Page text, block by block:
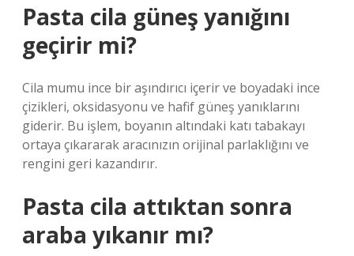
Pasta cila güneş yanığını
geçirir mi?
Cila mumu ince bir aşındırıcı içerir ve boyadaki ince
çizikleri, oksidasyonu ve hafif güneş yanıklarını
giderir. Bu işlem, boyanın altındaki katı tabakayı
ortaya çıkararak aracınızın orijinal parlaklığını ve
rengini geri kazandırır.
Pasta cila attıktan sonra
araba yıkanır mı?